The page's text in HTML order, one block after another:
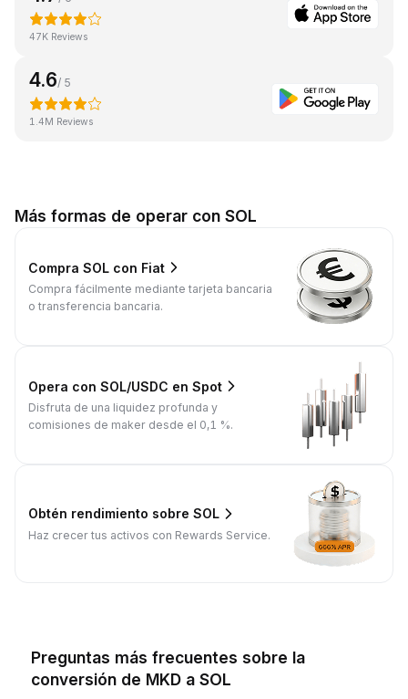
47K Reviews
4.6/ 5
1.4M Reviews
Más formas de operar con SOL
Compra SOL con Fiat
Compra fácilmente mediante tarjeta bancaria
o transferencia bancaria.
Opera con SOL/USDC en Spot
Disfruta de una liquidez profunda y
comisiones de maker desde el 0,1 %.
Obtén rendimiento sobre SOL
Haz crecer tus activos con Rewards Service.
Preguntas más frecuentes sobre la
conversión de MKD a SOL